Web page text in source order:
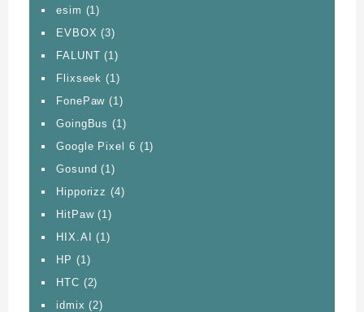
esim (1)
EVBOX (3)
FALUNT (1)
Flixseek (1)
FonePaw (1)
GoingBus (1)
Google Pixel 6 (1)
Gosund (1)
Hipporizz (4)
HitPaw(1)
HIX.AI (1)
HP (1)
HTC (2)
idmix (2)